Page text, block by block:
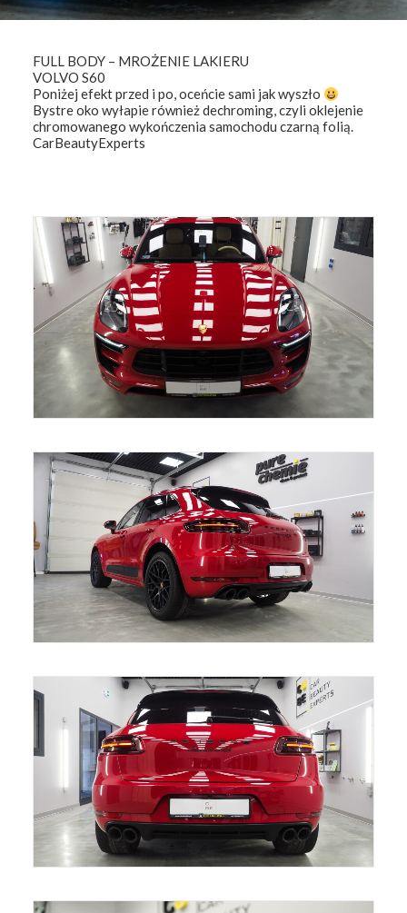
FULL BODY – MROŻENIE LAKIERU
VOLVO S60
Poniżej efekt przed i po, oceńcie sami jak wyszło
Bystre oko wyłapie również dechroming, czyli oklejenie
chromowanego wykończenia samochodu czarną folią.
CarBeautyExperts